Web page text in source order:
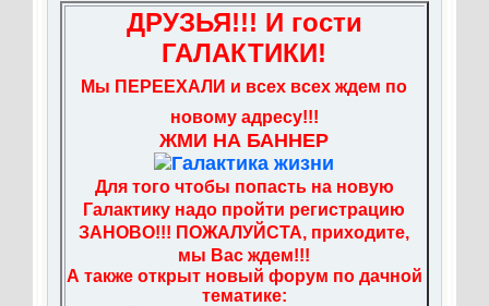
ДРУЗЬЯ!!! И гости
ГАЛАКТИКИ!
Мы ПЕРЕЕХАЛИ и всех всех ждем по
новому адресу!!!
ЖМИ НА БАННЕР
Для того чтобы попасть на новую
Галактику надо пройти регистрацию
ЗАНОВО!!! ПОЖАЛУЙСТА, приходите,
мы Вас ждем!!!
А также открыт новый форум по дачной
тематике: